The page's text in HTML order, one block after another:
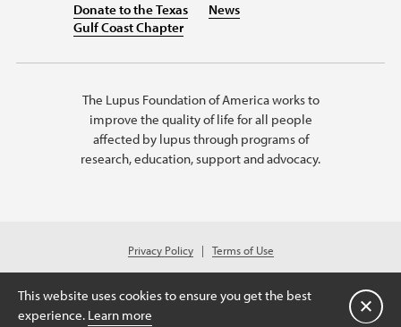
Donate to the Texas
Gulf Coast Chapter
News
The Lupus Foundation of America works to
improve the quality of life for all people
affected by lupus through programs of
research, education, support and advocacy.
Privacy Policy
Terms of Use
© 2026 Lupus Foundation of America. All rights reserved.
A charitable organization with 501(c)(3) tax-exempt status. Federal ID #
76-0112724
This website uses cookies to ensure you get the best
experience. Learn more Cerrar